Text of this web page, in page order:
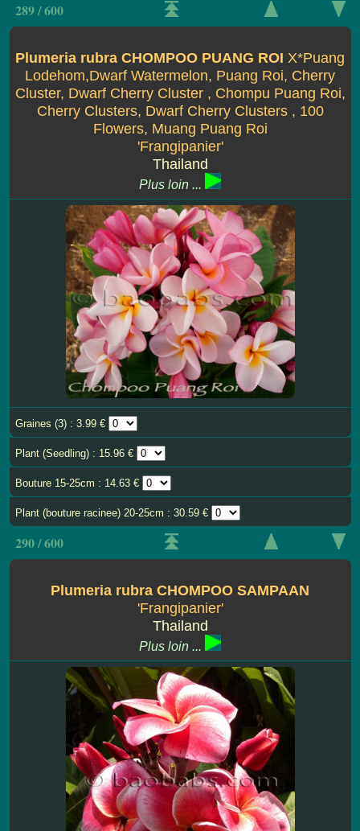
289 / 600
Plumeria rubra CHOMPOO PUANG ROI X*Puang
Lodehom,Dwarf Watermelon, Puang Roi, Cherry
Cluster, Dwarf Cherry Cluster , Chompu Puang Roi,
Cherry Clusters, Dwarf Cherry Clusters , 100
Flowers, Muang Puang Roi
'Frangipanier'
Thailand
Plus loin ...
Graines (3) : 3.99 €
Plant (Seedling) : 15.96 €
Bouture 15-25cm : 14.63 €
Plant (bouture racinee) 20-25cm : 30.59 €
290 / 600
Plumeria rubra CHOMPOO SAMPAAN
'Frangipanier'
Thailand
Plus loin ...